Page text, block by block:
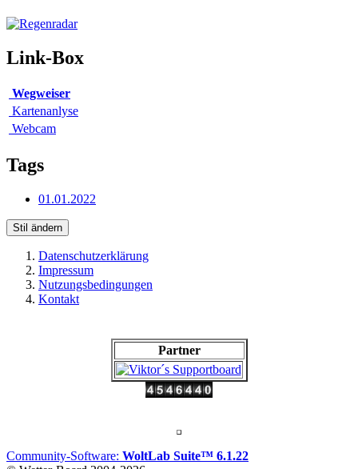
Link-Box
Wegweiser
Kartenanlyse
Webcam
Tags
01.01.2022
Stil ändern
Datenschutzerklärung
Impressum
Nutzungsbedingungen
Kontakt
Partner
Community-Software: WoltLab Suite™ 6.1.22